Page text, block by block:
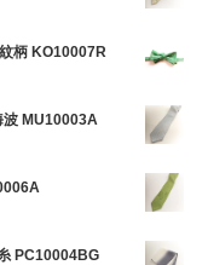
柄 KO10007R
波 MU10003A
PC10004BG